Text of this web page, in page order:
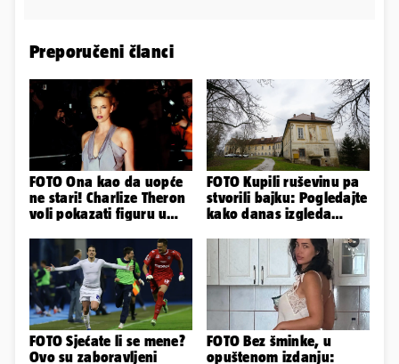
Preporučeni članci
FOTO Ona kao da uopće
ne stari! Charlize Theron
voli pokazati figuru u
FOTO Kupili ruševinu pa
stvorili bajku: Pogledajte
kako danas izgleda
FOTO Sjećate li se mene?
Ovo su zaboravljeni
FOTO Bez šminke, u
opuštenom izdanju: